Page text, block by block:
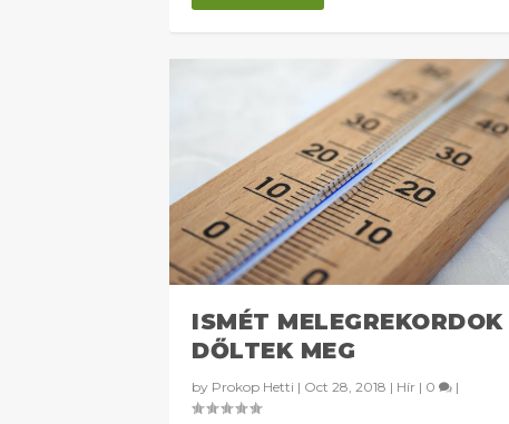
ISMÉT MELEGREKORDOK
DŐLTEK MEG
by Prokop Hetti | Oct 28, 2018 | Hír | 0 |